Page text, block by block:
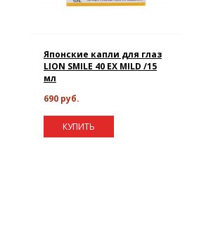
Японские капли для глаз
LION SMILE 40 EX MILD /15
мл
690 руб.
КУПИТЬ